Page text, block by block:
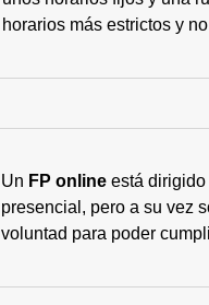
horarios más estrictos y
Un FP online está
presencial, pero a su vez
voluntad para poder